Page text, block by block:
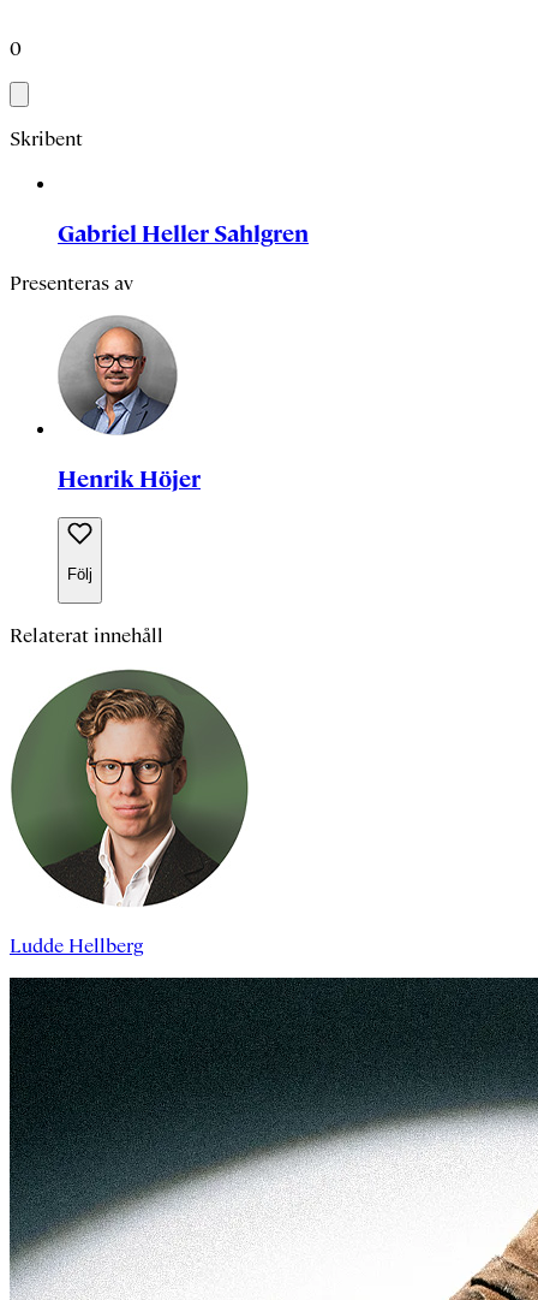
0
Skribent
Gabriel Heller Sahlgren
Presenteras av
Henrik Höjer
Följ
Relaterat innehåll
Ludde Hellberg